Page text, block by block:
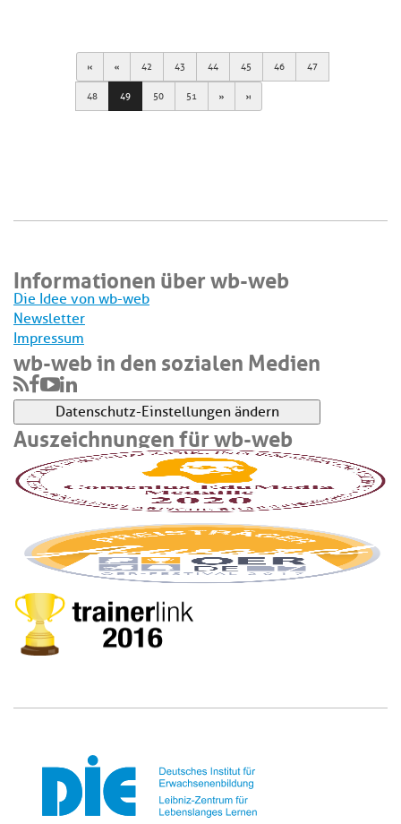
First Previous
42 43 44 45 46 47
48 49 50 51 Next Last
Informationen über wb-web
Die Idee von wb-web
Newsletter
Impressum
wb-web in den sozialen Medien
Datenschutz-Einstellungen ändern
Auszeichnungen für wb-web